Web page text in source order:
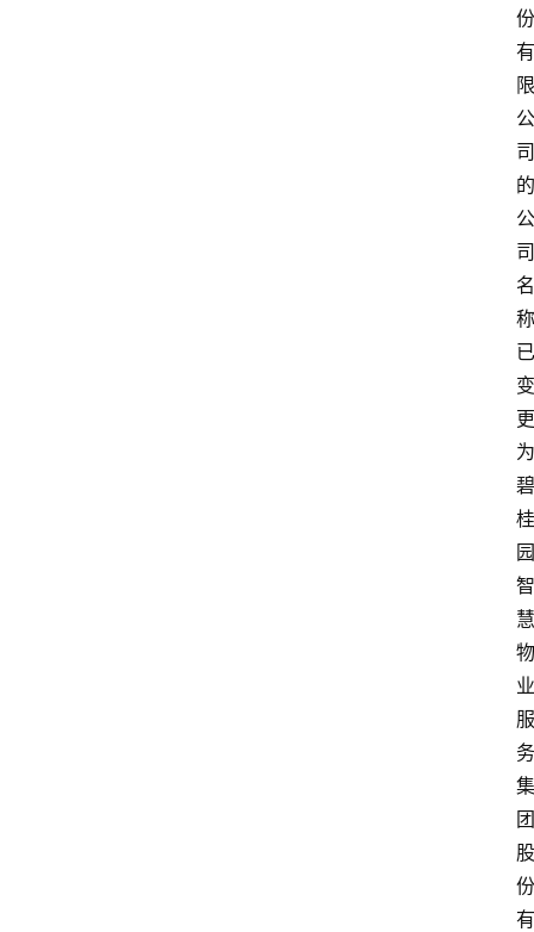
份
有
限
公
司
的
公
司
名
称
已
变
更
为
碧
桂
园
智
慧
物
业
服
务
集
团
股
份
有